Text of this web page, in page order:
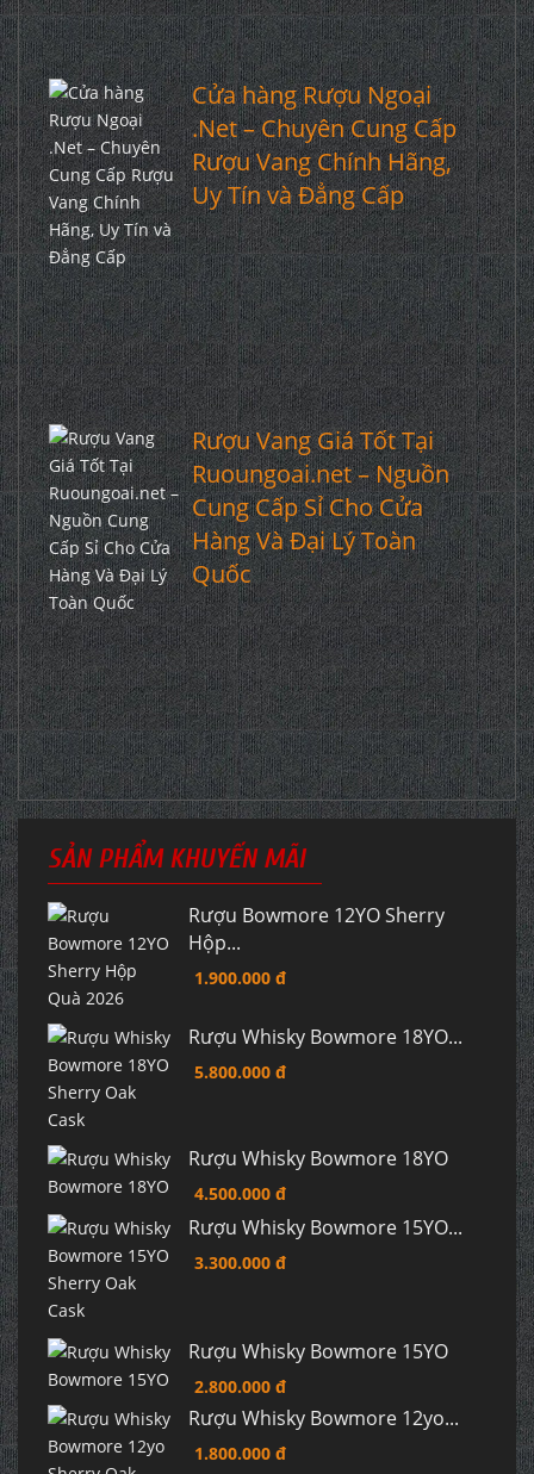
Cửa hàng Rượu Ngoại
.Net – Chuyên Cung Cấp
Rượu Vang Chính Hãng,
Uy Tín và Đẳng Cấp
Rượu Vang Giá Tốt Tại
Ruoungoai.net – Nguồn
Cung Cấp Sỉ Cho Cửa
Hàng Và Đại Lý Toàn
Quốc
SẢN PHẨM KHUYẾN MÃI
Rượu Bowmore 12YO Sherry
Hộp...
1.900.000 đ
Rượu Whisky Bowmore 18YO...
5.800.000 đ
Rượu Whisky Bowmore 18YO
4.500.000 đ
Rượu Whisky Bowmore 15YO...
3.300.000 đ
Rượu Whisky Bowmore 15YO
2.800.000 đ
Rượu Whisky Bowmore 12yo...
1.800.000 đ